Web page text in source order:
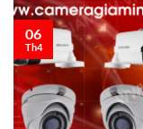
06
Th4